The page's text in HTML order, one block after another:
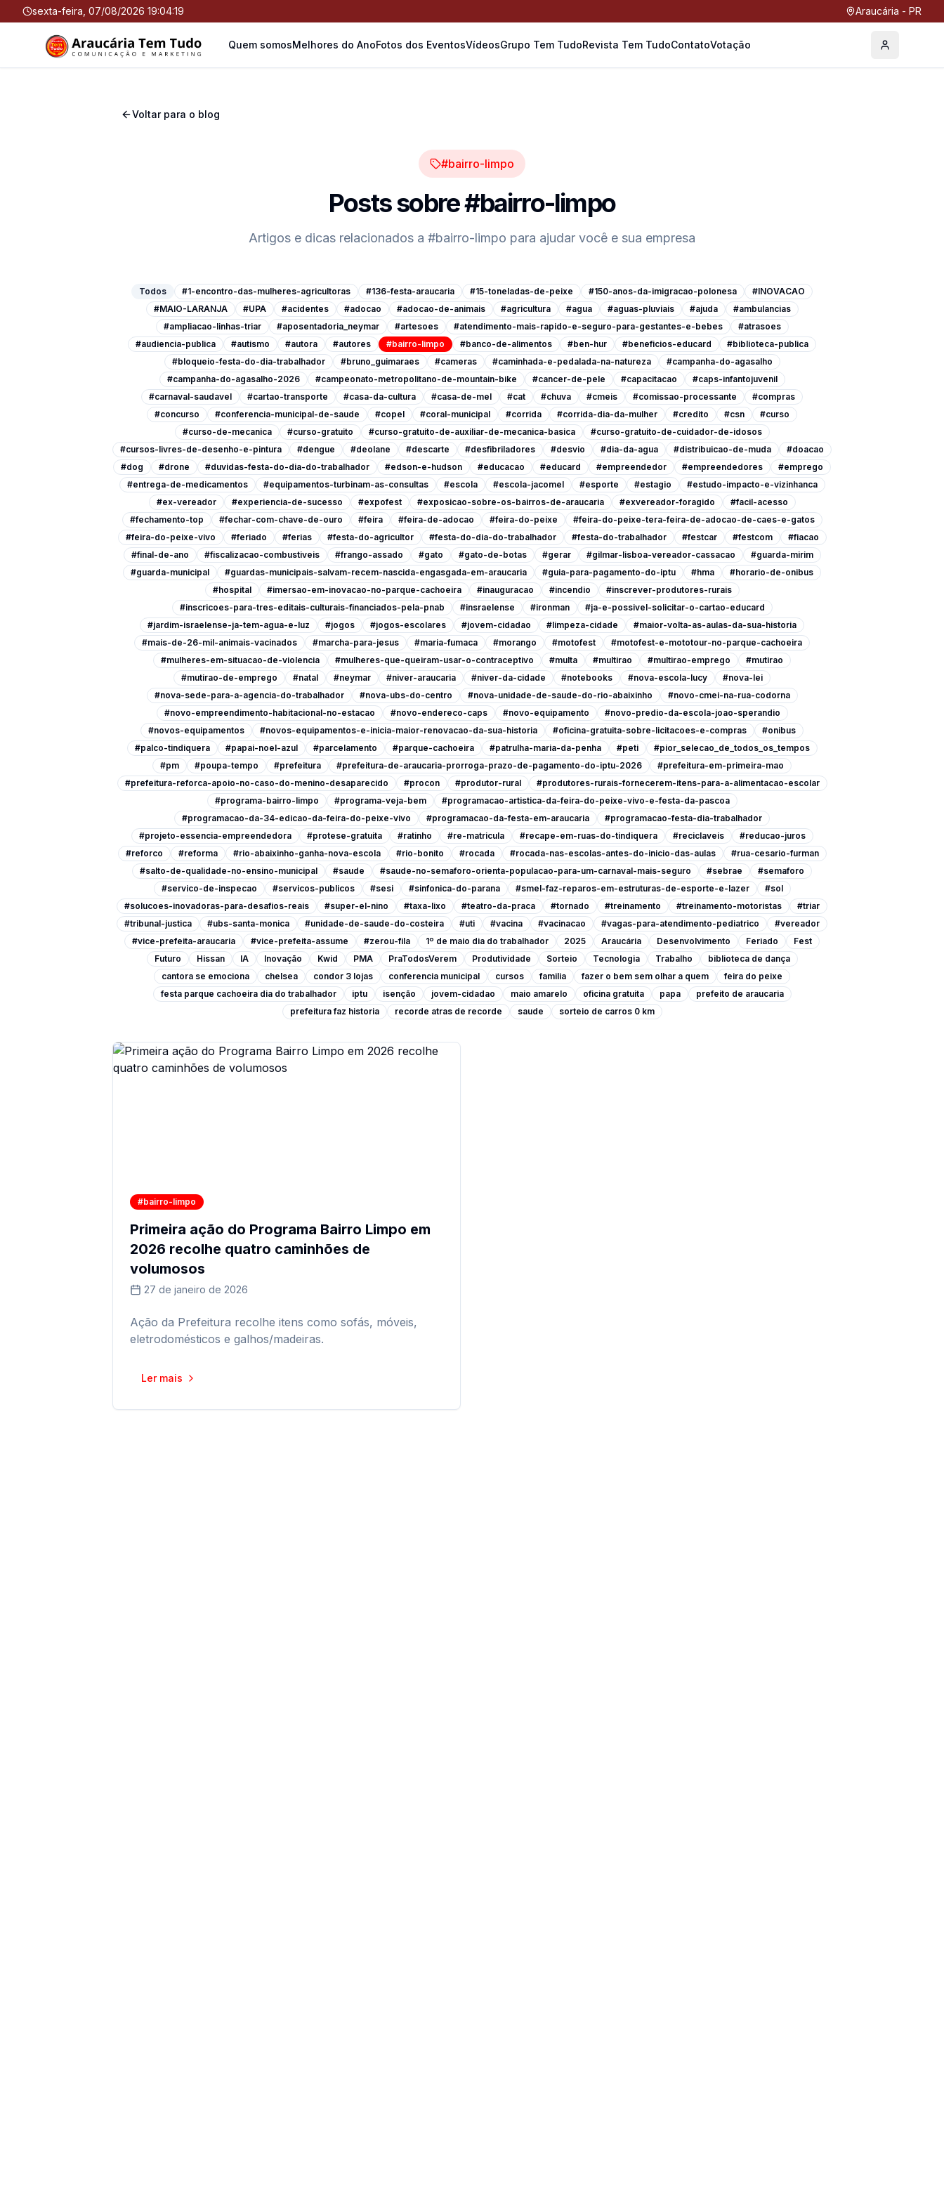
sexta-feira, 07/08/2026 19:04:20 Araucária - PR
Quem somosMelhores do AnoFotos dos EventosVídeosGrupo Tem TudoRevista Tem TudoContatoVotação Perfil
Voltar para o blog
#bairro-limpo
Posts sobre#bairro-limpo
Artigos e dicas relacionados a #bairro-limpo para ajudar você e sua empresa
Todos #1-encontro-das-mulheres-agricultoras #136-festa-araucaria #15-toneladas-de-peixe #150-anos-da-imigracao-polonesa
#INOVACAO
#MAIO-LARANJA
#UPA #acidentes #adocao #adocao-de-animais #agricultura #agua #aguas-pluviais #ajuda
#ambulancias
#ampliacao-linhas-triar
#aposentadoria_neymar #artesoes #atendimento-mais-rapido-e-seguro-para-gestantes-e-bebes
#atrasoes
#audiencia-publica
#autismo #autora #autores #bairro-limpo #banco-de-alimentos #ben-hur #beneficios-educard
#biblioteca-publica
#bloqueio-festa-do-dia-trabalhador
#bruno_guimaraes #cameras #caminhada-e-pedalada-na-natureza
#campanha-do-agasalho
#campanha-do-agasalho-2026
#campeonato-metropolitano-de-mountain-bike #cancer-de-pele #capacitacao
#caps-infantojuvenil
#carnaval-saudavel
#cartao-transporte #casa-da-cultura #casa-de-mel #cat #chuva #cmeis #comissao-processante
#compras
#concurso
#conferencia-municipal-de-saude #copel #coral-municipal #corrida #corrida-dia-da-mulher #credito #csn
#curso
#curso-de-mecanica
#curso-gratuito #curso-gratuito-de-auxiliar-de-mecanica-basica
#curso-gratuito-de-cuidador-de-idosos
#cursos-livres-de-desenho-e-pintura
#dengue #deolane #descarte #desfibriladores #desvio #dia-da-agua #distribuicao-de-muda
#doacao
#dog
#drone #duvidas-festa-do-dia-do-trabalhador #edson-e-hudson #educacao #educard #empreendedor #empreendedores
#emprego
#entrega-de-medicamentos
#equipamentos-turbinam-as-consultas #escola #escola-jacomel #esporte #estagio
#estudo-impacto-e-vizinhanca
#ex-vereador
#experiencia-de-sucesso #expofest #exposicao-sobre-os-bairros-de-araucaria #exvereador-foragido
#facil-acesso
#fechamento-top
#fechar-com-chave-de-ouro #feira #feira-de-adocao #feira-do-peixe
#feira-do-peixe-tera-feira-de-adocao-de-caes-e-gatos
#feira-do-peixe-vivo
#feriado #ferias #festa-do-agricultor #festa-do-dia-do-trabalhador #festa-do-trabalhador #festcar #festcom
#fiacao
#final-de-ano
#fiscalizacao-combustiveis #frango-assado #gato #gato-de-botas #gerar #gilmar-lisboa-vereador-cassacao
#guarda-mirim
#guarda-municipal
#guardas-municipais-salvam-recem-nascida-engasgada-em-araucaria #guia-para-pagamento-do-iptu #hma
#horario-de-onibus
#hospital
#imersao-em-inovacao-no-parque-cachoeira #inauguracao #incendio
#inscrever-produtores-rurais
#inscricoes-para-tres-editais-culturais-financiados-pela-pnab
#insraelense #ironman
#ja-e-possivel-solicitar-o-cartao-educard
#jardim-israelense-ja-tem-agua-e-luz
#jogos #jogos-escolares #jovem-cidadao #limpeza-cidade
#maior-volta-as-aulas-da-sua-historia
#mais-de-26-mil-animais-vacinados
#marcha-para-jesus #maria-fumaca #morango #motofest
#motofest-e-mototour-no-parque-cachoeira
#mulheres-em-situacao-de-violencia
#mulheres-que-queiram-usar-o-contraceptivo #multa #multirao #multirao-emprego
#mutirao
#mutirao-de-emprego
#natal #neymar #niver-araucaria #niver-da-cidade #notebooks #nova-escola-lucy
#nova-lei
#nova-sede-para-a-agencia-do-trabalhador
#nova-ubs-do-centro #nova-unidade-de-saude-do-rio-abaixinho
#novo-cmei-na-rua-codorna
#novo-empreendimento-habitacional-no-estacao
#novo-endereco-caps #novo-equipamento
#novo-predio-da-escola-joao-sperandio
#novos-equipamentos
#novos-equipamentos-e-inicia-maior-renovacao-da-sua-historia #oficina-gratuita-sobre-licitacoes-e-compras
#onibus
#palco-tindiquera
#papai-noel-azul #parcelamento #parque-cachoeira #patrulha-maria-da-penha #peti
#pior_selecao_de_todos_os_tempos
#pm
#poupa-tempo #prefeitura #prefeitura-de-araucaria-prorroga-prazo-de-pagamento-do-iptu-2026
#prefeitura-em-primeira-mao
#prefeitura-reforca-apoio-no-caso-do-menino-desaparecido
#procon #produtor-rural
#produtores-rurais-fornecerem-itens-para-a-alimentacao-escolar
#programa-bairro-limpo
#programa-veja-bem
#programacao-artistica-da-feira-do-peixe-vivo-e-festa-da-pascoa
#programacao-da-34-edicao-da-feira-do-peixe-vivo
#programacao-da-festa-em-araucaria
#programacao-festa-dia-trabalhador
#projeto-essencia-empreendedora
#protese-gratuita #ratinho #re-matricula #recape-em-ruas-do-tindiquera #reciclaveis
#reducao-juros
#reforco
#reforma #rio-abaixinho-ganha-nova-escola #rio-bonito #rocada #rocada-nas-escolas-antes-do-inicio-das-aulas
#rua-cesario-furman
#salto-de-qualidade-no-ensino-municipal
#saude #saude-no-semaforo-orienta-populacao-para-um-carnaval-mais-seguro #sebrae
#semaforo
#servico-de-inspecao
#servicos-publicos #sesi #sinfonica-do-parana #smel-faz-reparos-em-estruturas-de-esporte-e-lazer
#sol
#solucoes-inovadoras-para-desafios-reais
#super-el-nino #taxa-lixo #teatro-da-praca #tornado #treinamento #treinamento-motoristas
#triar
#tribunal-justica
#ubs-santa-monica #unidade-de-saude-do-costeira #uti #vacina #vacinacao #vagas-para-atendimento-pediatrico
#vereador
#vice-prefeita-araucaria
#vice-prefeita-assume #zerou-fila 1º de maio dia do trabalhador 2025 Araucária Desenvolvimento Feriado
Fest
Futuro
Hissan IA Inovação Kwid PMA PraTodosVerem Produtividade Sorteio Tecnologia Trabalho
biblioteca de dança
cantora se emociona
chelsea condor 3 lojas conferencia municipal cursos familia fazer o bem sem olhar a quem
feira do peixe
festa parque cachoeira dia do trabalhador
iptu isenção jovem-cidadao maio amarelo oficina gratuita papa
prefeito de araucaria
prefeitura faz historia
recorde atras de recorde saude sorteio de carros 0 km
#bairro-limpo
Primeira ação do Programa Bairro Limpo em
2026 recolhe quatro caminhões de
volumosos
27 de janeiro de 2026
Ação da Prefeitura recolhe itens como sofás, móveis,
eletrodomésticos e galhos/madeiras.
Ler mais